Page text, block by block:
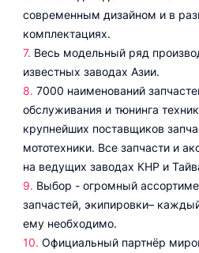
современным дизайном и в
комплектациях.
Весь модельный ряд
известных заводах Азии.
7000 наименований
обслуживания и тюнинга
крупнейших поставщиков
мототехники. Все запчасти и
на ведущих заводах КНР и
Выбор - огромный
запчастей, экипировки–
ему необходимо.
Официальный партнёр